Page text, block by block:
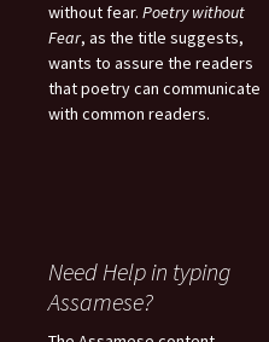
without fear. Poetry without
Fear, as the title suggests,
wants to assure the readers
that poetry can communicate
with common readers.
Need Help in typing
Assamese?